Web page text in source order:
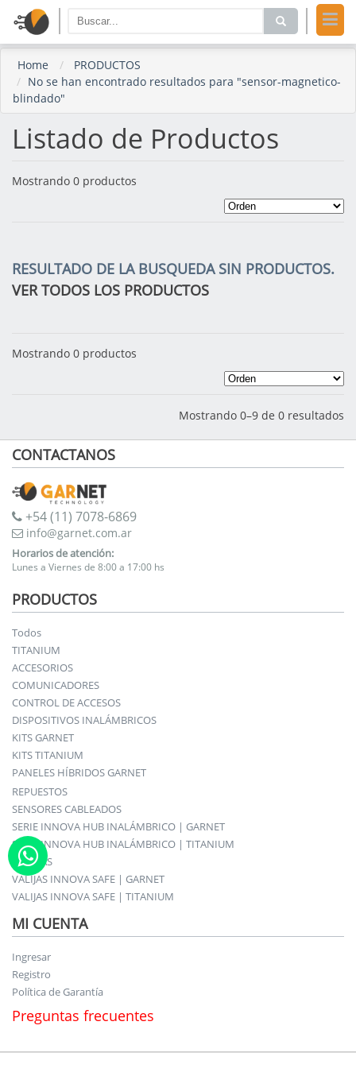
Home
PRODUCTOS
No se han encontrado resultados para "sensor-magnetico-
blindado"
Listado de Productos
Mostrando 0 productos
RESULTADO DE LA BUSQUEDA SIN PRODUCTOS.
VER TODOS LOS PRODUCTOS
Mostrando 0 productos
Mostrando 0–9 de 0 resultados
CONTACTANOS
+54 (11) 7078-6869
info@garnet.com.ar
Horarios de atención:
Lunes a Viernes de 8:00 a 17:00 hs
PRODUCTOS
Todos
TITANIUM
ACCESORIOS
COMUNICADORES
CONTROL DE ACCESOS
DISPOSITIVOS INALÁMBRICOS
KITS GARNET
KITS TITANIUM
PANELES HÍBRIDOS GARNET
REPUESTOS
SENSORES CABLEADOS
SERIE INNOVA HUB INALÁMBRICO | GARNET
SERIE INNOVA HUB INALÁMBRICO | TITANIUM
SIRENAS
VALIJAS INNOVA SAFE | GARNET
VALIJAS INNOVA SAFE | TITANIUM
MI CUENTA
Ingresar
Registro
Política de Garantía
Preguntas frecuentes